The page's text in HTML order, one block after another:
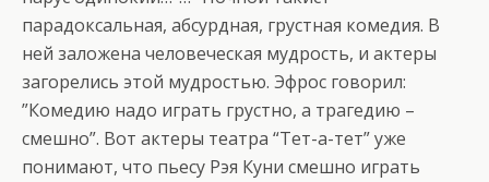
парадоксальная, абсурдная, грустная комедия. В
ней заложена человеческая мудрость, и актеры
загорелись этой мудростью. Эфрос говорил:
”Комедию надо играть грустно, а трагедию –
смешно”. Вот актеры театра “Тет-а-тет” уже
понимают, что пьесу Рэя Куни смешно играть